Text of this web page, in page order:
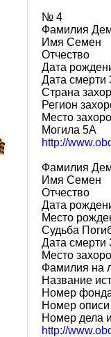
№ 4
Фамилия
Имя Семен
Отчество
Дата
Дата смерти
Страна
Регион
Место
Могила 5А
http://
Фамилия
Имя Семен
Отчество
Дата
Место
Судьба
Дата смерти
Место
Фамилия на
Название
Номер
Номер
Номер дела
http://